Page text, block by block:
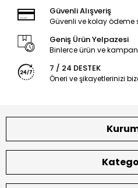
Güvenli Alışveriş
Güvenli ve kolay ödeme
Geniş Ürün Yelpazesi
Binlerce ürün ve
7 / 24 DESTEK
Öneri ve şikayetlerinizi